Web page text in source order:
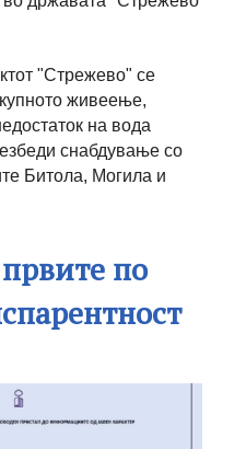
"Стрежево" се
живеење,
на вода
снабдување со
Битола, Могила и
по